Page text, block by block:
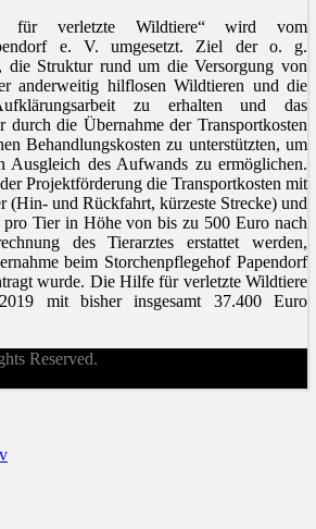
für verletzte Wildtiere“ wird vom
e. V. umgesetzt. Ziel der o. g.
die Struktur rund um die Versorgung von
anderweitig hilflosen Wildtieren und die
zu erhalten und das
durch die Übernahme der Transportkosten
Behandlungskosten zu unterstützten, um
Ausgleich des Aufwands zu ermöglichen.
Projektförderung die Transportkosten mit
(Hin- und Rückfahrt, kürzeste Strecke) und
pro Tier in Höhe von bis zu 500 Euro nach
des Tierarztes erstattet werden,
beim Storchenpflegehof Papendorf
wurde. Die Hilfe für verletzte Wildtiere
mit bisher insgesamt 37.400 Euro
Reserved.